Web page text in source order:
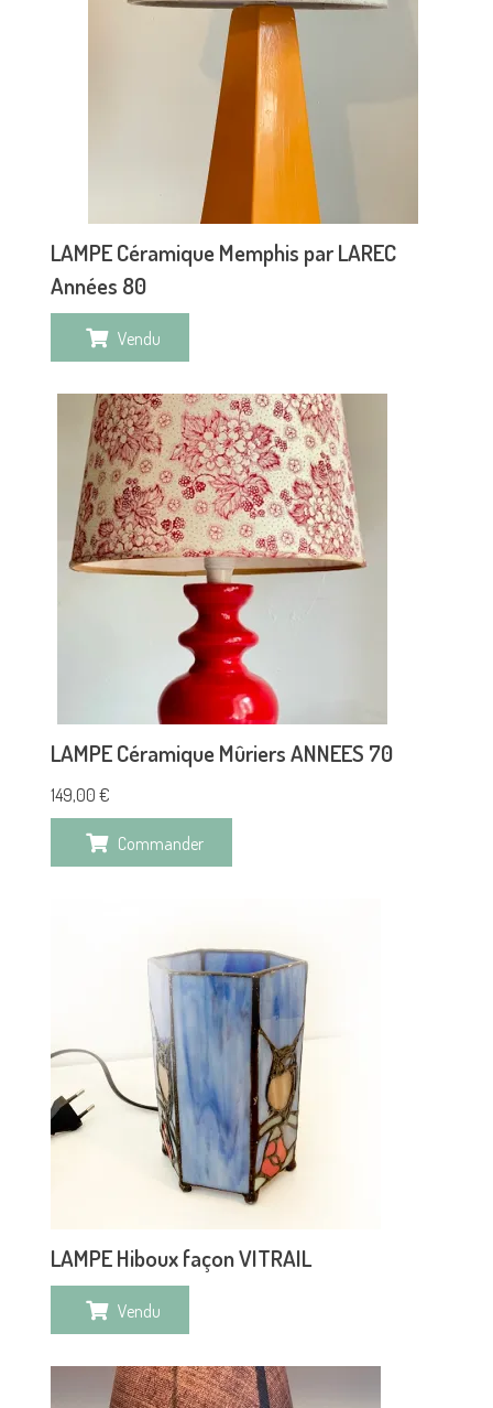
LAMPE Céramique Memphis par LAREC
Années 80
Vendu
LAMPE Céramique Mûriers ANNEES 70
149,00 €
Commander
LAMPE Hiboux façon VITRAIL
Vendu